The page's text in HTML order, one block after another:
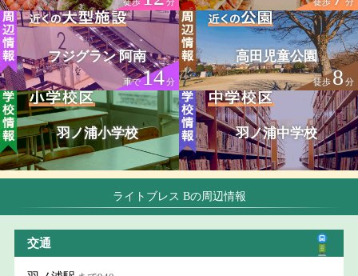
フジグラン 阿南
車で14分
高田児童公園
徒歩8 分
羽ノ浦小学校 羽ノ浦中学校
ライトブレス Bの周辺情報
交通